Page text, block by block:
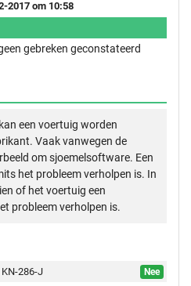
2017 om 10:58
gebreken geconstateerd
een voertuig worden
Vaak vanwegen de
om sjoemelsoftware. Een
het probleem verholpen is. In
of het voertuig een
probleem verholpen is.
286-J
Nee